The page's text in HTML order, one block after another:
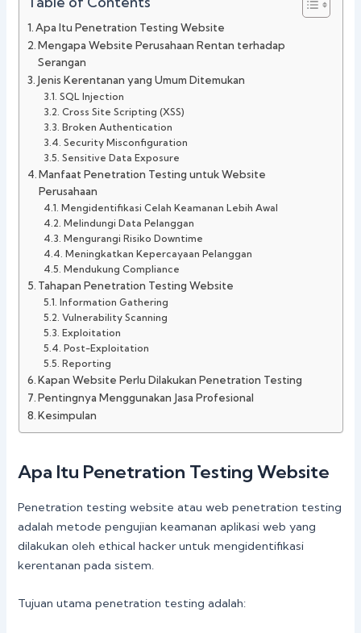
Apa Itu Penetration Testing Website
Mengapa Website Perusahaan Rentan terhadap
Serangan
Jenis Kerentanan yang Umum Ditemukan
SQL Injection
Cross Site Scripting (XSS)
Broken Authentication
Security Misconfiguration
Sensitive Data Exposure
Manfaat Penetration Testing untuk Website
Perusahaan
Mengidentifikasi Celah Keamanan Lebih Awal
Melindungi Data Pelanggan
Mengurangi Risiko Downtime
Meningkatkan Kepercayaan Pelanggan
Mendukung Compliance
Tahapan Penetration Testing Website
Information Gathering
Vulnerability Scanning
Exploitation
Post-Exploitation
Reporting
Kapan Website Perlu Dilakukan Penetration Testing
Pentingnya Menggunakan Jasa Profesional
Kesimpulan
Apa Itu Penetration Testing Website
Penetration testing website atau web penetration testing
adalah metode pengujian keamanan aplikasi web yang
dilakukan oleh ethical hacker untuk mengidentifikasi
kerentanan pada sistem.
Tujuan utama penetration testing adalah: